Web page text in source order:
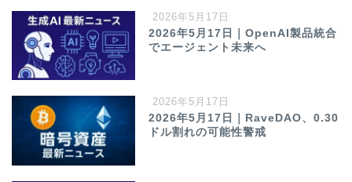
2026年5月17日
2026年5月17日｜OpenAI製品統合
でエージェント未来へ
2026年5月17日
2026年5月17日｜RaveDAO、0.30
ドル割れの可能性警戒